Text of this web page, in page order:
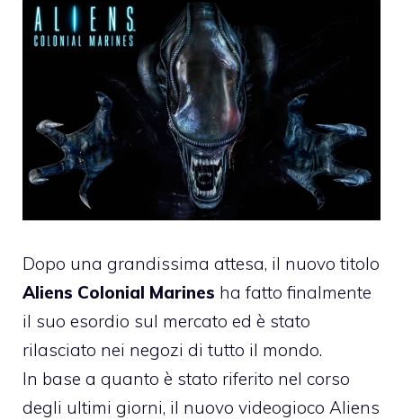
Dopo una grandissima attesa, il nuovo titolo
Aliens Colonial Marines ha fatto finalmente
il suo esordio sul mercato ed è stato
rilasciato nei negozi di tutto il mondo.
In base a quanto è stato riferito nel corso
degli ultimi giorni, il nuovo videogioco Aliens